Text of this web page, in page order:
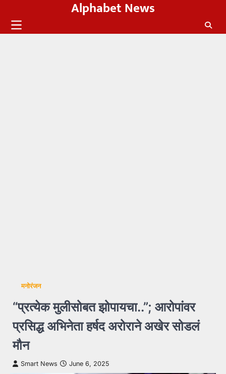
content
Alphabet News
मनोरंजन
“प्रत्येक मुलीसोबत झोपायचा..”; आरोपांवर
प्रसिद्ध अभिनेता हर्षद अरोराने अखेर सोडलं
मौन
Smart News June 6, 2025